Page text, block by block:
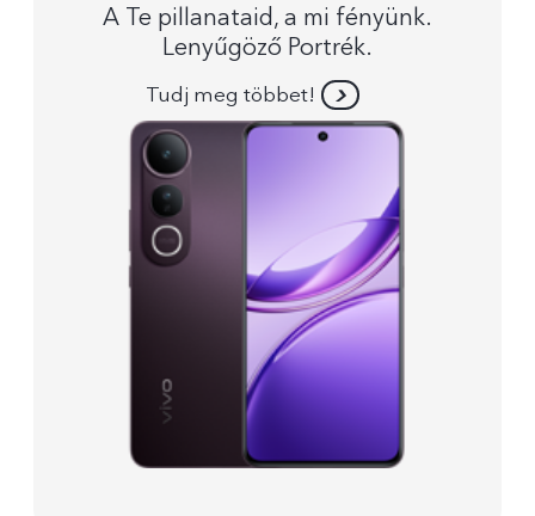
A Te pillanataid, a mi fényünk.
Lenyűgöző Portrék.
Tudj meg többet!